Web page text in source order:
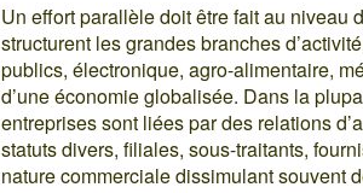
Un effort parallèle doit être fait au niveau
structurent les grandes branches
publics, électronique, agro-alimentaire,
d’une économie globalisée. Dans la
entreprises sont liées par des relations
statuts divers, filiales, sous-traitants,
nature commerciale dissimulant souvent